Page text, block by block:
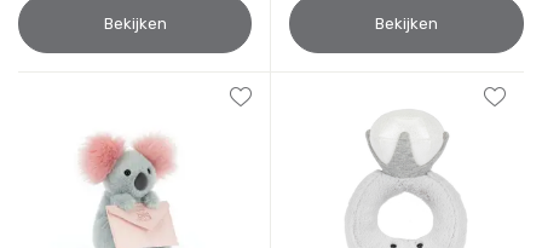
Bekijken Bekijken